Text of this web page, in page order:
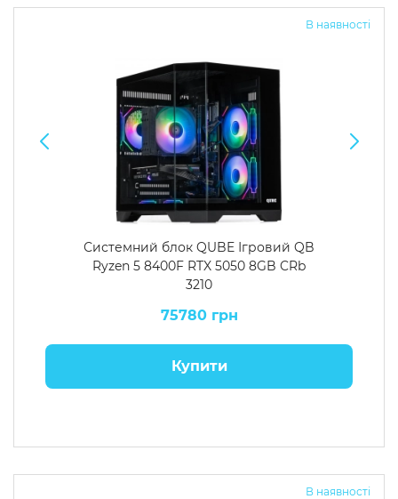
В наявності
Системний блок QUBE Ігровий QB
Ryzen 5 8400F RTX 5050 8GB CRb
3210
75780 грн
Купити
В наявності